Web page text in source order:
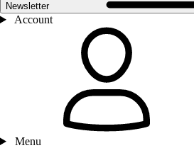
Newsletter
Account
Menu